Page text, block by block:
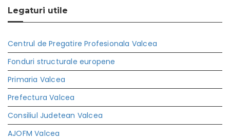
Legaturi utile
Centrul de Pregatire Profesionala Valcea
Fonduri structurale europene
Primaria Valcea
Prefectura Valcea
Consiliul Judetean Valcea
AJOFM Valcea